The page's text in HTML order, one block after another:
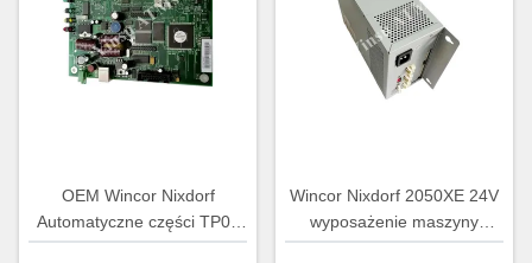
OEM Wincor Nixdorf
Automatyczne części TP07
Kwitancja drukarka Główna
Wincor Nixdorf 2050XE 24V
wyposażenie maszyny
bankomatu